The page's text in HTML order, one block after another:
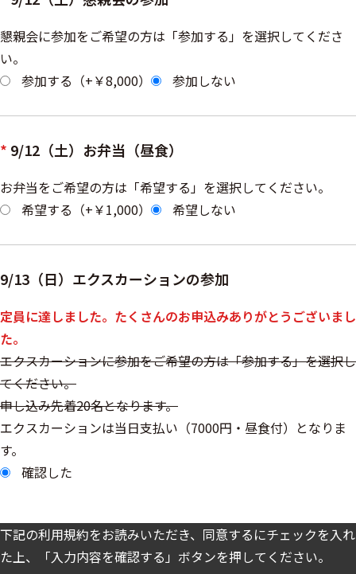
懇親会に参加をご希望の方は「参加する」を選択してくださ
い。
参加する（+￥8,000）
参加しない
* 9/12（土）お弁当（昼食）
お弁当をご希望の方は「希望する」を選択してください。
希望する（+￥1,000）
希望しない
9/13（日）エクスカーションの参加
定員に達しました。たくさんのお申込みありがとうございまし
た。
エクスカーションに参加をご希望の方は「参加する」を選択し
てください。
申し込み先着20名となります。
エクスカーションは当日支払い（7000円・昼食付）となりま
す。
確認した
下記の利用規約をお読みいただき、同意するにチェックを入れ
た上、「入力内容を確認する」ボタンを押してください。